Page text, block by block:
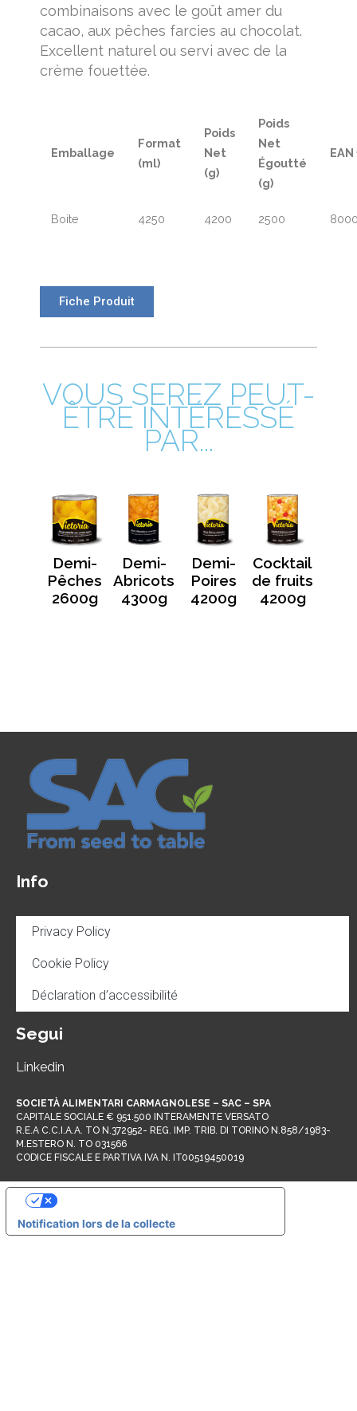
combinaisons avec le goût amer du
cacao, aux pêches farcies au chocolat.
Excellent naturel ou servi avec de la
crème fouettée.
Emballage
Format
(ml)
Poids
Net
(g)
Poids
Net
Égoutté
(g)
EAN
Boite 4250 4200 2500
Fiche Produit
VOUS SEREZ PEUT-
ÊTRE INTÉRESSÉ
PAR...
Demi-
Pêches
2600g
Demi-
Abricots
4300g
Demi-
Poires
4200g
Cocktail
de fruits
4200g
Info
Privacy Policy
Cookie Policy
Déclaration d’accessibilité
Segui
Linkedin
SOCIETÀ ALIMENTARI CARMAGNOLESE – SAC – SPA
CAPITALE SOCIALE € 951.500 INTERAMENTE VERSATO
R.E.A C.C.I.A.A. TO N.372952- REG. IMP. TRIB. DI TORINO N.858/1983-
M.ESTERO N. TO 031566
CODICE FISCALE E PARTIVA IVA N. IT00519450019
Notification lors de la collecte